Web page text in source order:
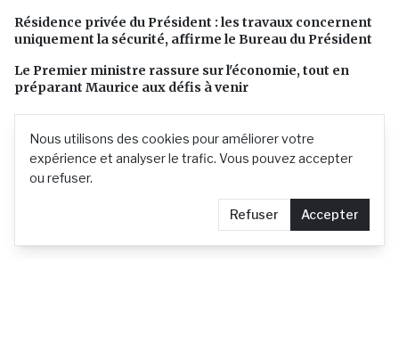
Nous utilisons des cookies pour améliorer votre
expérience et analyser le trafic. Vous pouvez accepter
ou refuser.
Refuser Accepter
Résidence privée du Président : les travaux concernent
uniquement la sécurité, affirme le Bureau du Président
Le Premier ministre rassure sur l'économie, tout en
préparant Maurice aux défis à venir